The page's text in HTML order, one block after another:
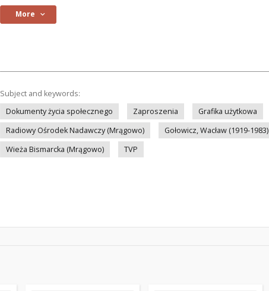
More
Subject and keywords:
Dokumenty życia społecznego
Zaproszenia Grafika użytkowa
Radiowy Ośrodek Nadawczy (Mrągowo)
Gołowicz, Wacław (1919-1983)
Wieża Bismarcka (Mrągowo)
TVP